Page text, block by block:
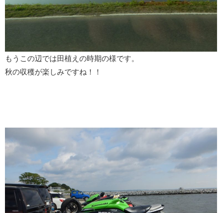
もうこの辺では田植えの時期の様です。
秋の収穫が楽しみですね！！